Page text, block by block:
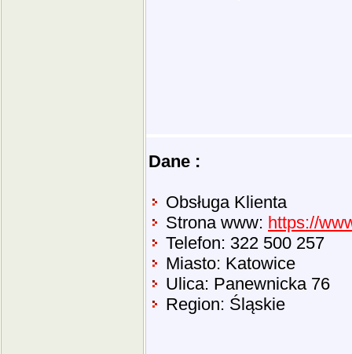
Dane :
Obsługa Klienta
Strona www: https://
Telefon: 322 500 257
Miasto: Katowice
Ulica: Panewnicka 76
Region: Śląskie